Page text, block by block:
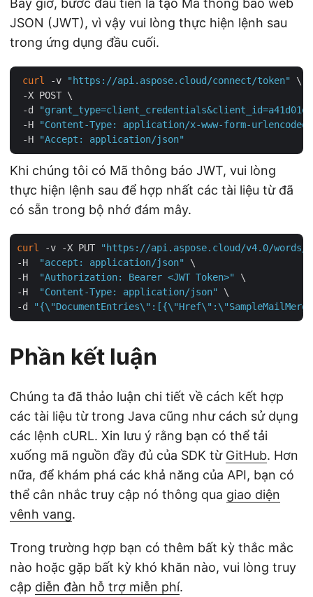
Bây giờ, bước đầu tiên là tạo Mã thông báo web
JSON (JWT), vì vậy vui lòng thực hiện lệnh sau
trong ứng dụng đầu cuối.
curl -v "https://api.aspose.cloud/connect/token"
\
-X POST \
-d
"grant_type=client_credentials&client_id=a41d01ef-
-H
"Content-Type: application/x-www-form-urlencoded"
-H
"Accept: application/json"
Khi chúng tôi có Mã thông báo JWT, vui lòng
thực hiện lệnh sau để hợp nhất các tài liệu từ đã
có sẵn trong bộ nhớ đám mây.
curl -v -X PUT
"https://api.aspose.cloud/v4.0/words/
-H
"accept: application/json"
\
-H
"Authorization: Bearer <JWT Token>"
\
-H
"Content-Type: application/json"
\
-d
Phần kết luận
Chúng ta đã thảo luận chi tiết về cách kết hợp
các tài liệu từ trong Java cũng như cách sử dụng
các lệnh cURL. Xin lưu ý rằng bạn có thể tải
xuống mã nguồn đầy đủ của SDK từ GitHub. Hơn
nữa, để khám phá các khả năng của API, bạn có
thể cân nhắc truy cập nó thông qua giao diện
vênh vang.
Trong trường hợp bạn có thêm bất kỳ thắc mắc
nào hoặc gặp bất kỳ khó khăn nào, vui lòng truy
cập diễn đàn hỗ trợ miễn phí.